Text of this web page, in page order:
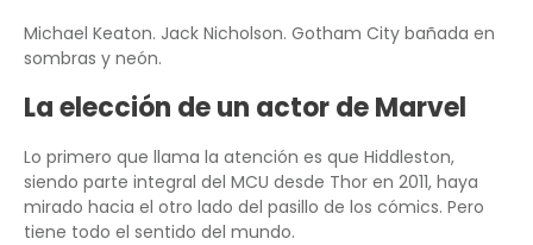
Michael Keaton. Jack Nicholson. Gotham City bañada en
sombras y neón.
La elección de un actor de Marvel
Lo primero que llama la atención es que Hiddleston,
siendo parte integral del MCU desde Thor en 2011, haya
mirado hacia el otro lado del pasillo de los cómics. Pero
tiene todo el sentido del mundo.